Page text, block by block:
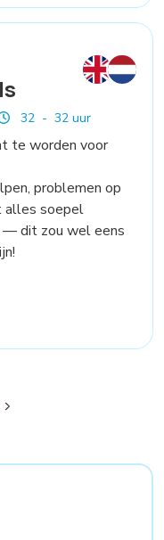
32 - 32 uur
te worden voor
problemen op
alles soepel
— dit zou wel eens